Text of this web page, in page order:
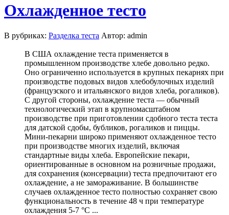
Охлажденное тесто
В рубриках: Разделка теста Автор: admin
В США охлаждение теста применяется в
промышленном производстве хлебе довольно редко.
Оно ограниченно используется в крупных пекарнях при
производстве подовых видов хлебобулочных изделий
(французского и итальянского видов хлеба, рогаликов).
С другой стороны, охлаждение теста — обычный
технологический этап в крупномасштабном
производстве при приготовлении сдобного теста теста
для датской сдобы, бубликов, рогаликов и пиццы.
Мини-пекарни широко применяют охлажденное тесто
при производстве многих изделий, включая
стандартные виды хлеба. Европейские пекари,
ориентированные в основном на розничные продажи,
для сохранения (консервации) теста предпочитают его
охлаждение, а не замораживание. В большинстве
случаев охлажденное тесто полностью сохраняет свою
функциональность в течение 48 ч при температуре
охлаждения 5-7 °С ...